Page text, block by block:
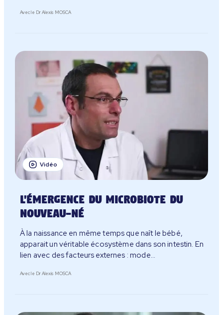
Avec le Dr Alexis MOSCA
Vidéo
L'émergence du microbiote du
nouveau-né
À la naissance en même temps que naît le bébé,
apparait un véritable écosystème dans son intestin. En
lien avec des facteurs externes : mode
prise d’antibiotiques…
Avec le Dr Alexis MOSCA